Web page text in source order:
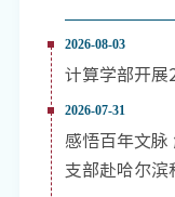
2026-08-03
计算学部开展
2026-07-31
感悟百年文
支部赴哈尔